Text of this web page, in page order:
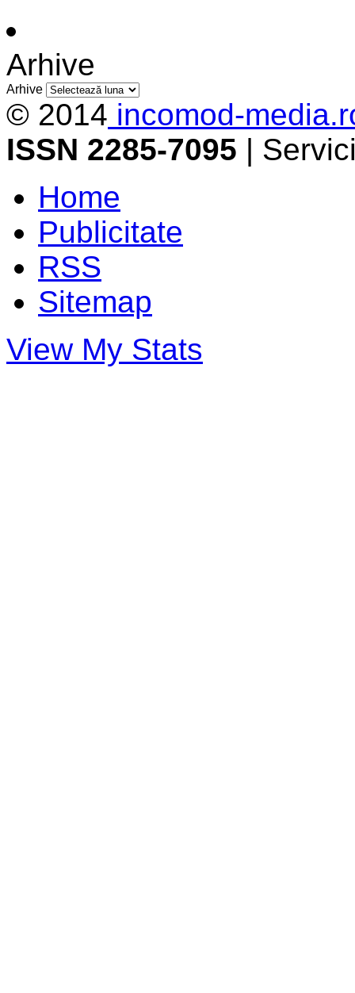
Arhive
Arhive
© 2014 incomod-
ISSN 2285-7095 |
Home
Publicitate
RSS
Sitemap
View My Stats